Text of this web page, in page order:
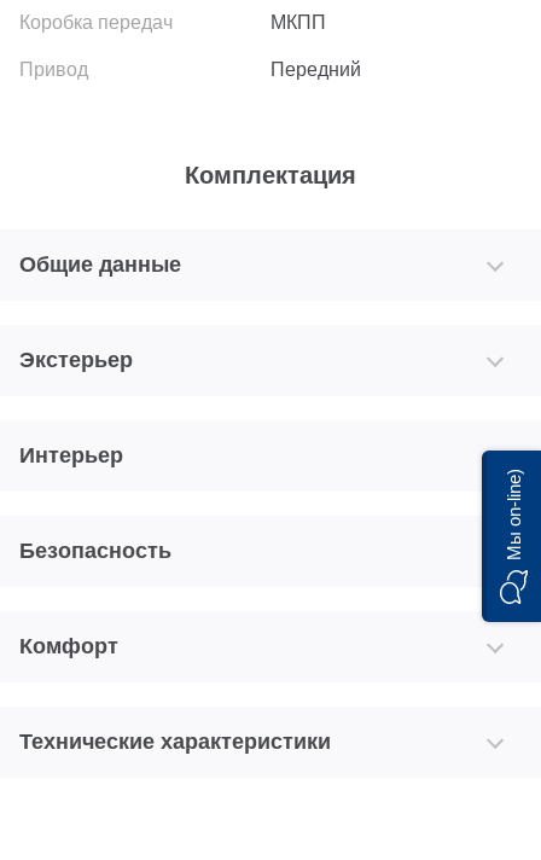
МКПП
Передний
Комплектация
Общие данные
Экстерьер
Интерьер
Безопасность
Комфорт
Технические характеристики
Мы on-line)